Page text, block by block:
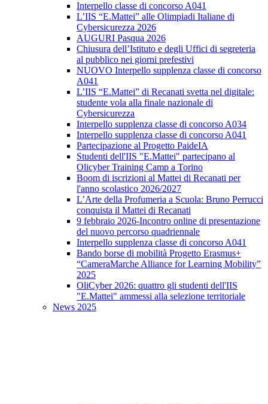
Interpello classe di concorso A041
L’IIS “E.Mattei” alle Olimpiadi Italiane di
Cybersicurezza 2026
AUGURI Pasqua 2026
Chiusura dell’Istituto e degli Uffici di segreteria
al pubblico nei giorni prefestivi
NUOVO Interpello supplenza classe di concorso
A041
L’IIS “E.Mattei” di Recanati svetta nel digitale:
studente vola alla finale nazionale di
Cybersicurezza
Interpello supplenza classe di concorso A034
Interpello supplenza classe di concorso A041
Partecipazione al Progetto PaideIA
Studenti dell'IIS "E.Mattei" partecipano al
Olicyber Training Camp a Torino
Boom di iscrizioni al Mattei di Recanati per
l'anno scolastico 2026/2027
L’Arte della Profumeria a Scuola: Bruno Perrucci
conquista il Mattei di Recanati
9 febbraio 2026-Incontro online di presentazione
del nuovo percorso quadriennale
Interpello supplenza classe di concorso A041
Bando borse di mobilità Progetto Erasmus+
“CameraMarche Alliance for Learning Mobility”
2025
OliCyber 2026: quattro gli studenti dell'IIS
"E.Mattei" ammessi alla selezione territoriale
News 2025